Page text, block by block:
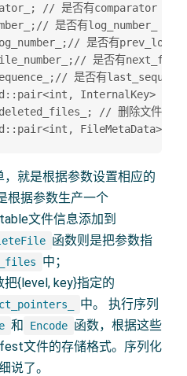
// 是否有comparator
是否有log_number_
是否有
是否有
是否有
InternalKey>
// 删除文件集
就是根据参数设置相应的
根据参数生产一个
文件信息添加到
函数则是把参数指
中；
把{level, key}指定的
中。 执行序列
和 Encode 函数，根据这些
文件的存储格式。序列化
说了。